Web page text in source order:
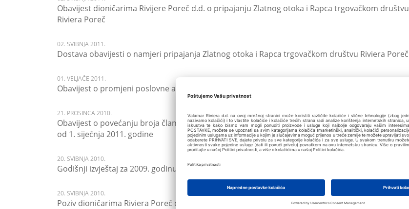
Obavijest dioničarima Rivijere Poreč d.d. o pripajanju Zlatnog otoka i Rapca trgovačkom društvu
Riviera Poreč
02. SVIBNJA 2011.
Dostava obavijesti o namjeri pripajanja Zlatnog otoka i Rapca trgovačkom društvu Riviera Poreč
01. VELJAČE 2011.
Obavijest o promjeni poslovne adrese Društva počevši od 7. veljače 2011. godine
21. PROSINCA 2010.
Obavijest o povećanju broja članova Uprave Društva i imenovanju jednog člana Uprave počevši
od 1. siječnja 2011. godine
20. SVIBNJA 2010.
Godišnji izvještaj za 2009. godinu - odluka Nadzornog odbora i prijedlog izmjena Statuta
20. SVIBNJA 2010.
Poziv dioničarima Riviera Poreč d.d. na Glavnu skupštinu (8. 7. 2010.)